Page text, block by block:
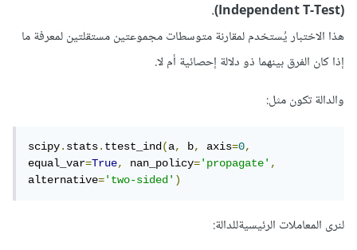
(Independent T-Test).
هذا الاختبار يُستخدم لمقارنة متوسطات مجموعتين مستقلتين لمعرفة ما
إذا كان الفرق بينهما ذو دلالة إحصائية أم لا.
والدالة تكون مثل:
scipy.stats.ttest_ind(a, b, axis=0,
equal_var=True, nan_policy='propagate',
alternative='two-sided')
لنرى المعاملات الرئيسيةللدالة: